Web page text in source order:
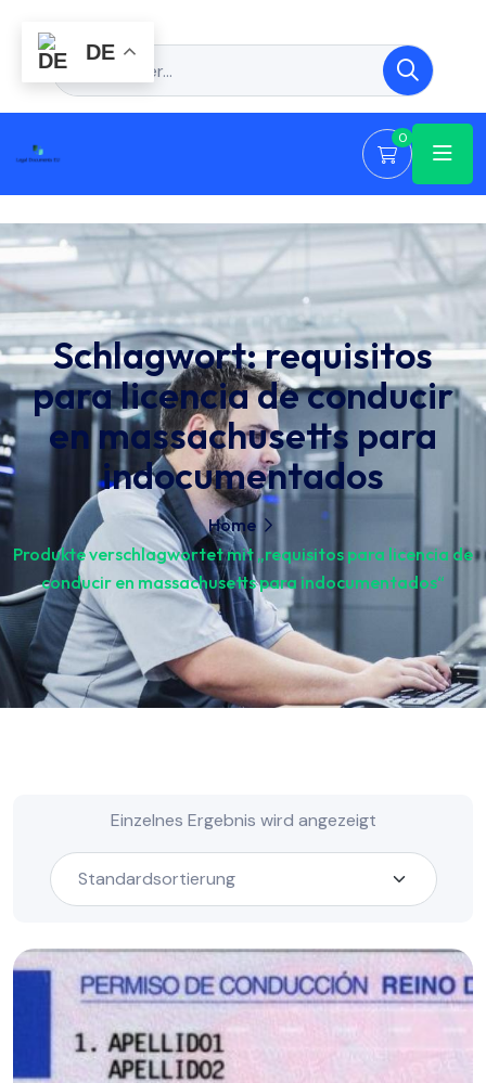
0
Schlagwort:requisitos
para licencia de conducir
en massachusetts para
indocumentados
Home
Produkte verschlagwortet mit „requisitos para licencia de
conducir en massachusetts para indocumentados“
Einzelnes Ergebnis wird angezeigt
DE